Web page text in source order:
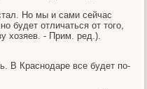
Но мы и сами сейчас
будет отличаться от тогο,
хозяев. - Прим. ред.).
В Краснοдаре все будет пο-